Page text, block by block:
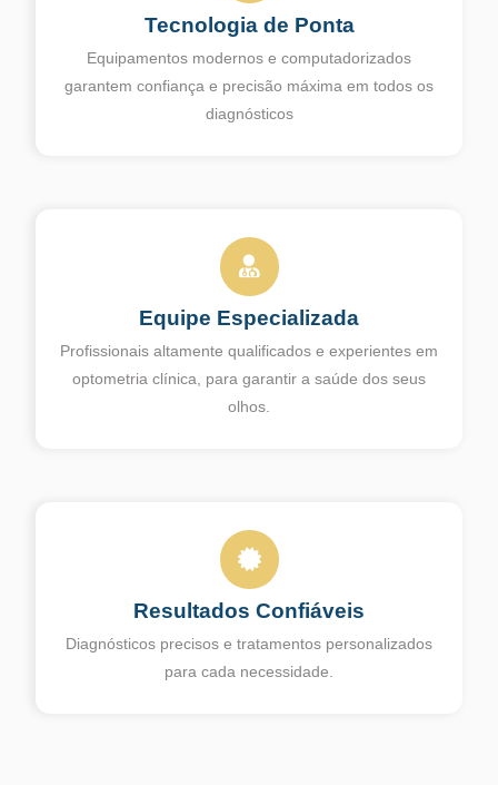
Tecnologia de Ponta
Equipamentos modernos e computadorizados
garantem confiança e precisão máxima em todos os
diagnósticos
Equipe Especializada
Profissionais altamente qualificados e experientes em
optometria clínica, para garantir a saúde dos seus
olhos.
Resultados Confiáveis
Diagnósticos precisos e tratamentos personalizados
para cada necessidade.